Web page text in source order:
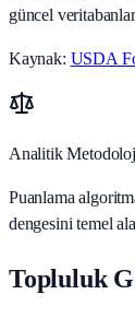
güncel
Kaynak: USDA
Analitik
Puanlama
dengesini temel
Topluluk